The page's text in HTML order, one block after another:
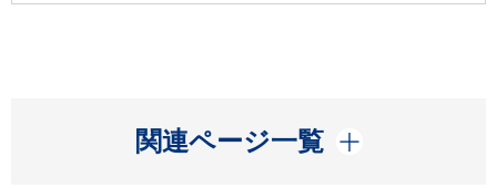
関連ページ一覧
開く